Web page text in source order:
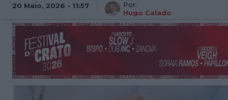
20 Maio, 2026 - 11:57
Por:
Hugo Calado